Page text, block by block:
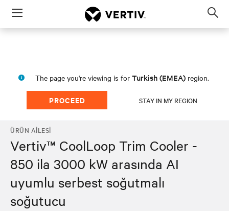
Menu
The page you're viewing is for Turkish (EMEA) region.
PROCEED STAY IN MY REGION
ÜRÜN AILESI
Vertiv™ CoolLoop Trim Cooler -
850 ila 3000 kW arasında AI
uyumlu serbest soğutmalı
soğutucu